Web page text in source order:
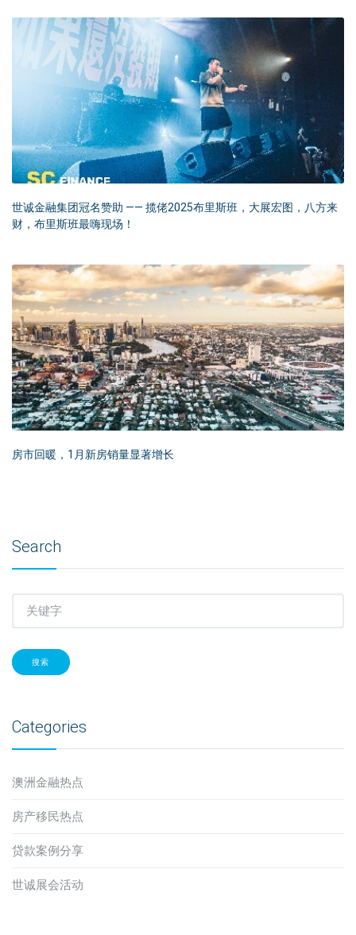
世诚金融集团冠名赞助 —— 揽佬2025布里斯班，大展宏图，八方来
财，布里斯班最嗨现场！
房市回暖，1月新房销量显著增长
Search
搜索
Categories
澳洲金融热点
房产移民热点
贷款案例分享
世诚展会活动